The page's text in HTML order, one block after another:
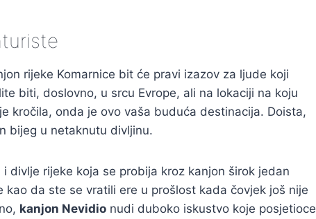
rijeke Komarnice bit će pravi izazov za ljude koji
biti, doslovno, u srcu Evrope, ali na lokaciji na koju
kročila, onda je ovo vaša buduća destinacija. Doista,
bijeg u netaknutu divljinu.
divlje rijeke koja se probija kroz kanjon širok jedan
kao da ste se vratili ere u prošlost kada čovjek još nije
kanjon Nevidio nudi duboko iskustvo koje posjetioce